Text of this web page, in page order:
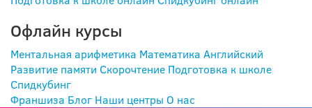
Офлайн курсы
Ментальная арифметика Математика Английский
Развитие памяти Скорочтение Подготовка к школе
Спидкубинг
Франшиза Блог Наши центры О нас